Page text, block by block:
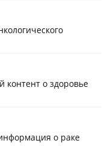
контент о здоровье
о раке